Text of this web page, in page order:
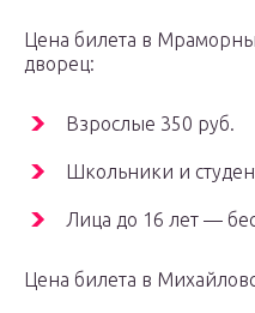
Цена билета в
дворец:
Взрослые 350 руб.
Школьники и
Лица до 16 лет —
Цена билета в